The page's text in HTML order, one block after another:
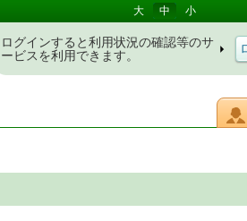
大 中 小
ログインすると利用状況の確認等のサ
ービスを利用できます。